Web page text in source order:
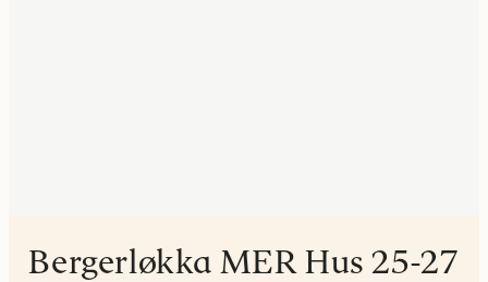
Bergerløkka MER Hus 25-27